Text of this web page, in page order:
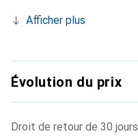
Afficher plus
Évolution du prix
Droit de retour de 30 jours